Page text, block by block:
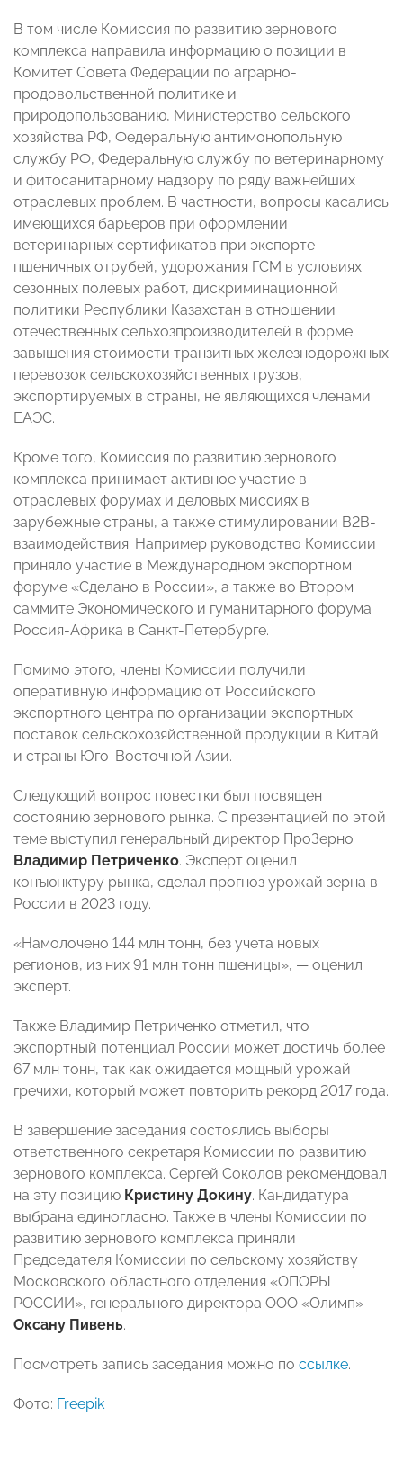
В том числе Комиссия по развитию зернового
комплекса направила информацию о позиции в
Комитет Совета Федерации по аграрно-
продовольственной политике и
природопользованию, Министерство сельского
хозяйства РФ, Федеральную антимонопольную
службу РФ, Федеральную службу по ветеринарному
и фитосанитарному надзору по ряду важнейших
отраслевых проблем. В частности, вопросы касались
имеющихся барьеров при оформлении
ветеринарных сертификатов при экспорте
пшеничных отрубей, удорожания ГСМ в условиях
сезонных полевых работ, дискриминационной
политики Республики Казахстан в отношении
отечественных сельхозпроизводителей в форме
завышения стоимости транзитных железнодорожных
перевозок сельскохозяйственных грузов,
экспортируемых в страны, не являющихся членами
ЕАЭС.
Кроме того, Комиссия по развитию зернового
комплекса принимает активное участие в
отраслевых форумах и деловых миссиях в
зарубежные страны, а также стимулировании B2B-
взаимодействия. Например руководство Комиссии
приняло участие в Международном экспортном
форуме «Сделано в России», а также во Втором
саммите Экономического и гуманитарного форума
Россия-Африка в Санкт-Петербурге.
Помимо этого, члены Комиссии получили
оперативную информацию от Российского
экспортного центра по организации экспортных
поставок сельскохозяйственной продукции в Китай
и страны Юго-Восточной Азии.
Следующий вопрос повестки был посвящен
состоянию зернового рынка. С презентацией по этой
теме выступил генеральный директор ПроЗерно
Владимир Петриченко. Эксперт оценил
конъюнктуру рынка, сделал прогноз урожай зерна в
России в 2023 году.
«Намолочено 144 млн тонн, без учета новых
регионов, из них 91 млн тонн пшеницы», — оценил
эксперт.
Также Владимир Петриченко отметил, что
экспортный потенциал России может достичь более
67 млн тонн, так как ожидается мощный урожай
гречихи, который может повторить рекорд 2017 года.
В завершение заседания состоялись выборы
ответственного секретаря Комиссии по развитию
зернового комплекса. Сергей Соколов рекомендовал
на эту позицию Кристину Докину. Кандидатура
выбрана единогласно. Также в члены Комиссии по
развитию зернового комплекса приняли
Председателя Комиссии по сельскому хозяйству
Московского областного отделения «ОПОРЫ
РОССИИ», генерального директора ООО «Олимп»
Оксану Пивень.
Посмотреть запись заседания можно по ссылке.
Фото: Freepik